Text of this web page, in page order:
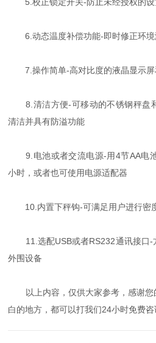
6.动态温度补偿功能-即时修正环境
7.操作简单-高对比度的液晶显示屏
8.清洁方便-可移动的不锈钢秤盘
清洁并具有防溢功能
9.电池或者交流电源-用4节AA电
小时，或者也可使用电源适配器
10.内置下秤钩-可满足用户进行密
11.选配USB或者RS232通讯接口-
外围设备
以上内容，仅供大家参考，感谢您
白的地方，都可以打我们24小时免费咨